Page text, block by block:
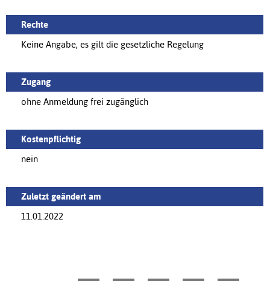
Rechte
Keine Angabe, es gilt die gesetzliche Regelung
Zugang
ohne Anmeldung frei zugänglich
Kostenpflichtig
nein
Zuletzt geändert am
11.01.2022